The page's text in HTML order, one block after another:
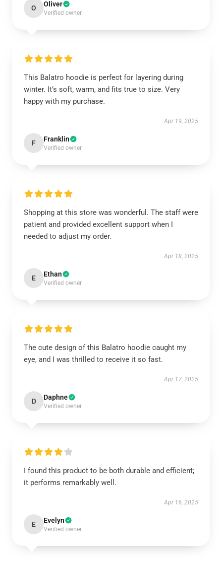
O Oliver
Verified owner
This Balatro hoodie is perfect for layering during
winter. It’s soft, warm, and fits true to size. Very
happy with my purchase.
Apr 19, 2025
F Franklin
Verified owner
Shopping at this store was wonderful. The staff were
patient and provided excellent support when I
needed to adjust my order.
Apr 18, 2025
E Ethan
Verified owner
The cute design of this Balatro hoodie caught my
eye, and I was thrilled to receive it so fast.
Apr 17, 2025
D Daphne
Verified owner
I found this product to be both durable and efficient;
it performs remarkably well.
Apr 16, 2025
E Evelyn
Verified owner